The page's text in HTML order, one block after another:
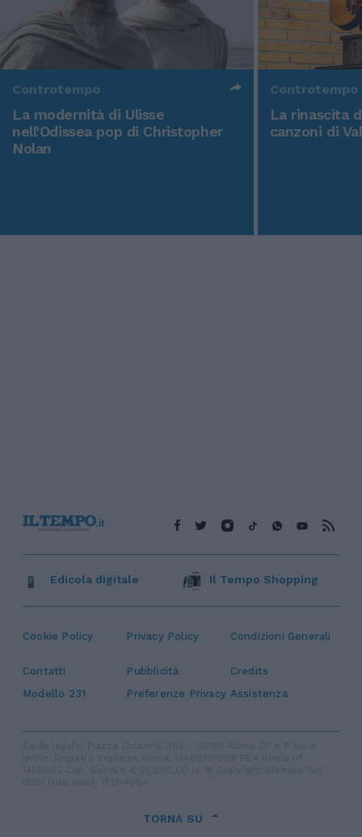
Controtempo
La modernità di Ulisse
nell'Odissea pop di Christopher
Nolan
Controtempo
La rinascita
canzoni di
Cookie Policy Privacy Policy Condizioni Generali
Contatti Pubblicità
Credits
Modello 231
Preferenze Privacy Assistenza
Edicola digitale Il Tempo Shopping
TORNA SU